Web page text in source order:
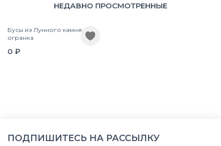
НЕДАВНО ПРОСМОТРЕННЫЕ
Бусы из Лунного камня
огранка
0 ₽
ПОДПИШИТЕСЬ НА РАССЫЛКУ